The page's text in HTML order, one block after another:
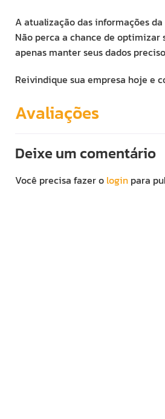
A atualização das informações
Não perca a chance de
apenas manter seus dados
Reivindique sua empresa hoje e
Avaliações
Deixe um comentário
Você precisa fazer o login para